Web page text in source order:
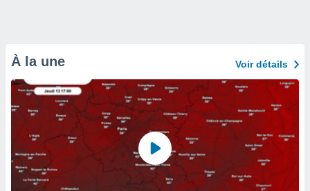
À la une Voir détails